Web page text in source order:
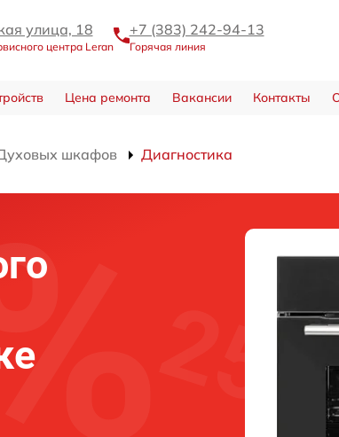
улица, 18
центра Leran
+7 (383) 242-94-13
Горячая линия
Цена ремонта Вакансии Контакты
шкафов Диагностика